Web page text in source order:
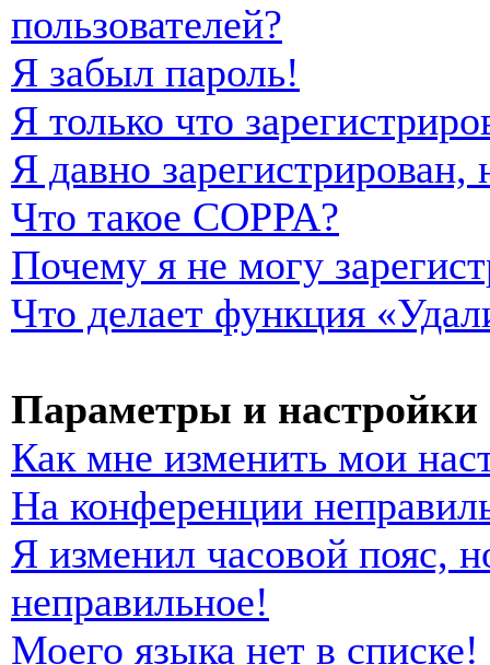
пользователей?
Я забыл пароль!
Я только что
Я давно
Что такое COPPA?
Почему я не могу
Что делает функция
Параметры и настройки
Как мне изменить мои
На конференции
Я изменил часовой пояс,
неправильное!
Моего языка нет в списке!